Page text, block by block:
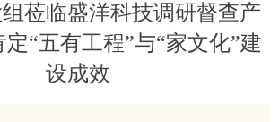
莅临盛洋科技调研督查产
“五有工程”与“家文化”建
设成效